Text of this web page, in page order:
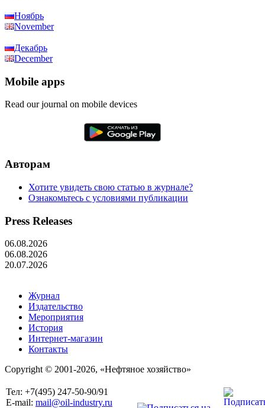
Ноябрь
November
Декабрь
December
Mobile apps
Read our journal on mobile devices
Авторам
Хотите увидеть свою статью в журнале?
Ознакомьтесь с условиями публикации
Press Releases
06.08.2026
06.08.2026
20.07.2026
Журнал
Издательство
Мероприятия
История
Интернет-магазин
Контакты
Copyright © 2001-2026, «Нефтяное хозяйство»
Тел: +7(495) 247-50-90/91
E-mail: mail@oil-industry.ru